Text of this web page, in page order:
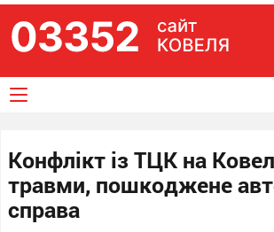
Конфлікт із ТЦК на
травми, пошкоджене
справа